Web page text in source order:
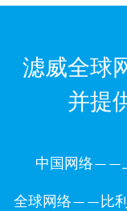
滤威全球
并提
中国网络——
全球网络——比利